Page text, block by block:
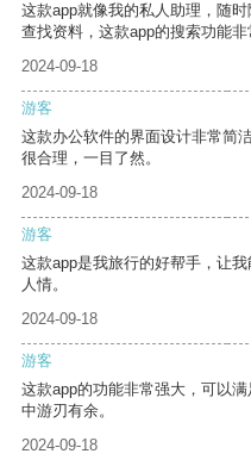
这款app就像我的私人助理，随
查找资料，这款app的搜索功能
2024-09-18
游客
这款办公软件的界面设计非常简
很合理，一目了然。
2024-09-18
游客
这款app是我旅行的好帮手，让
人情。
2024-09-18
游客
这款app的功能非常强大，可以
中游刃有余。
2024-09-18